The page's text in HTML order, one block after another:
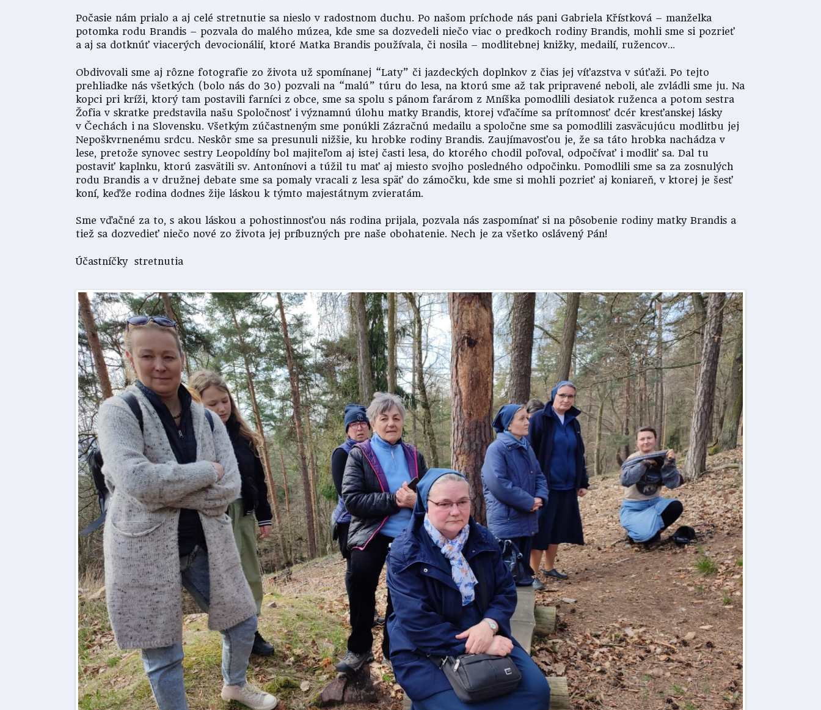
Počasie nám prialo a aj celé stretnutie sa nieslo v radostnom duchu. Po našom príchode nás pani Gabriela Křístková – manželka
potomka rodu Brandis – pozvala do malého múzea, kde sme sa dozvedeli niečo viac o predkoch rodiny Brandis, mohli sme si pozrieť
a aj sa dotknúť viacerých devocionálií, ktoré Matka Brandis používala, či nosila – modlitebnej knižky, medailí, ružencov…
Obdivovali sme aj rôzne fotografie zo života už spomínanej “Laty” či jazdeckých doplnkov z čias jej víťazstva v súťaži. Po tejto
prehliadke nás všetkých (bolo nás do 30) pozvali na “malú” túru do lesa, na ktorú sme až tak pripravené neboli, ale zvládli sme ju. Na
kopci pri kríži, ktorý tam postavili farníci z obce, sme sa spolu s pánom farárom z Mníška pomodlili desiatok ruženca a potom sestra
Žofia v skratke predstavila našu Spoločnosť i významnú úlohu matky Brandis, ktorej vďačíme sa prítomnosť dcér kresťanskej lásky
v Čechách i na Slovensku. Všetkým zúčastneným sme ponúkli Zázračnú medailu a spoločne sme sa pomodlili zasväcujúcu modlitbu jej
Nepoškvrnenému srdcu. Neskôr sme sa presunuli nižšie, ku hrobke rodiny Brandis. Zaujímavosťou je, že sa táto hrobka nachádza v
lese, pretože synovec sestry Leopoldíny bol majiteľom aj istej časti lesa, do ktorého chodil poľoval, odpočívať i modliť sa. Dal tu
postaviť kaplnku, ktorú zasvätili sv. Antonínovi a túžil tu mať aj miesto svojho posledného odpočinku. Pomodlili sme sa za zosnulých
rodu Brandis a v družnej debate sme sa pomaly vracali z lesa späť do zámočku, kde sme si mohli pozrieť aj koniareň, v ktorej je šesť
koní, keďže rodina dodnes žije láskou k týmto majestátnym zvieratám.
Sme vďačné za to, s akou láskou a pohostinnosťou nás rodina prijala, pozvala nás zaspomínať si na pôsobenie rodiny matky Brandis a
tiež sa dozvedieť niečo nové zo života jej príbuzných pre naše obohatenie. Nech je za všetko oslávený Pán!
Účastníčky stretnutia